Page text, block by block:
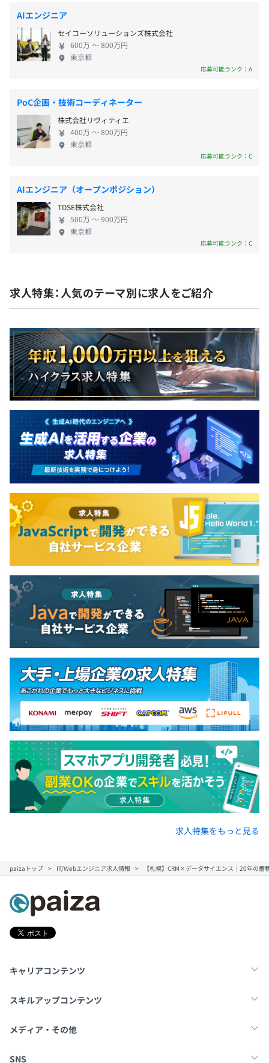
ップ作成や、DMのデザイン管理など、ダイレクトマーケ
ティング活動に関するさまざまな支援をおこなっていま
す。
ました。
専用回線、専用端末、厳重なセキュリティ体制で運用しま
した。
業務開始以降、7年間安定稼働
年間300万通以上のDM投函実績
年間1,000本以上のメルマガ発信
同一局投函の割引による大幅な郵券代削減
・社内外セミナー
プロジェクトごとに選択
・実績評価（目標管理）：マネージャーとの面談を通じ
て、半期ごとに個人別の目標を明確にし、その目標の達成
度合いを確認･評価します。
・能力評価：会社が期待する基礎能力に加えて、各人の高
めたい職務スキルを自主的に設定することができます。
・行動評価：企業文化として望ましい行動・態度として設
・バースデー休暇
・産前産後休暇
・育児休暇（取得実績あり）
・慶弔休暇
・通勤手当（月60,000円まで）
・残業手当
・役職手当
・専門職手当
※業績によって支給あり
昇給：年1回
社会保険完備（健康保険・厚生年金加入・雇用保険・労災
保険）
無期雇用
6カ月（条件などの変更はありません）
計・戦術を伴走型で支援できるのが強みです。
AIエンジニア
セイコーソリューションズ株式会社
600万 〜 800万円
東京都
応募可能ランク：A
PoC企画・技術コーディネーター
株式会社リヴィティエ
400万 〜 800万円
東京都
応募可能ランク：C
AIエンジニア（オープンポジション）
TDSE株式会社
500万 〜 900万円
東京都
応募可能ランク：C
求人特集：人気のテーマ別に求人をご紹介
求人特集をもっと見る
paizaトップ IT/Webエンジニア求人情報 【札幌】CRM×データサイエンス｜20年の
キャリアコンテンツ
転職・キャリア
スキルアップコンテンツ
学習
メディア・その他
Tech Team Journal
SNS